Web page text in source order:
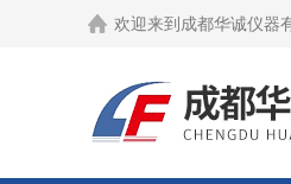
欢迎来到 成都华诚仪器